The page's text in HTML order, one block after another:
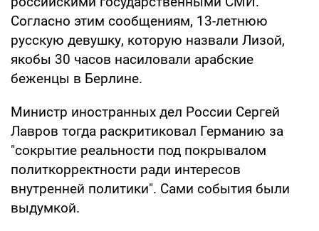
Согласно этим сообщениям, 13-летнюю
русскую девушку, которую назвали Лизой,
якобы 30 часов насиловали арабские
беженцы в Берлине.
Министр иностранных дел России Сергей
Лавров тогда раскритиковал Германию за
"сокрытие реальности под покрывалом
политкорректности ради интересов
внутренней политики". Сами события были
выдумкой.